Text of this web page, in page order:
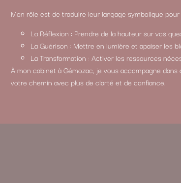
Mon rôle est de traduire leur langage symbolique
La Réflexion : Prendre de la hauteur sur vos
La Guérison : Mettre en lumière et apaiser les
La Transformation : Activer les ressources
À mon cabinet à Gémozac, je vous accompagne
votre chemin avec plus de clarté et de confiance.